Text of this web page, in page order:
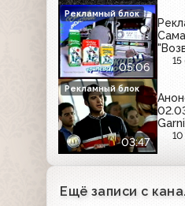
05:06
Рекламный блок
03:47
Рекламный блок
Ещё записи с